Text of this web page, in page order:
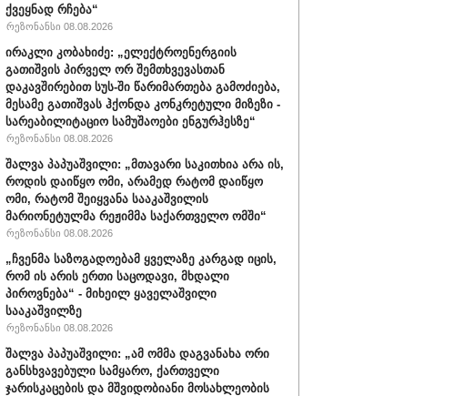
ქვეყნად რჩება“
რეზონანსი 08.08.2026
ირაკლი კობახიძე: „ელექტროენერგიის
გათიშვის პირველ ორ შემთხვევასთან
დაკავშირებით სუს-ში წარიმართება გამოძიება,
მესამე გათიშვას ჰქონდა კონკრეტული მიზეზი -
სარეაბილიტაციო სამუშაოები ენგურჰესზე“
რეზონანსი 08.08.2026
შალვა პაპუაშვილი: „მთავარი საკითხია არა ის,
როდის დაიწყო ომი, არამედ რატომ დაიწყო
ომი, რატომ შეიყვანა სააკაშვილის
მარიონეტულმა რეჟიმმა საქართველო ომში“
რეზონანსი 08.08.2026
„ჩვენმა საზოგადოებამ ყველაზე კარგად იცის,
რომ ის არის ერთი საცოდავი, მხდალი
პიროვნება“ - მიხეილ ყაველაშვილი
სააკაშვილზე
რეზონანსი 08.08.2026
შალვა პაპუაშვილი: „ამ ომმა დაგვანახა ორი
განსხვავებული სამყარო, ქართველი
ჯარისკაცების და მშვიდობიანი მოსახლეობის